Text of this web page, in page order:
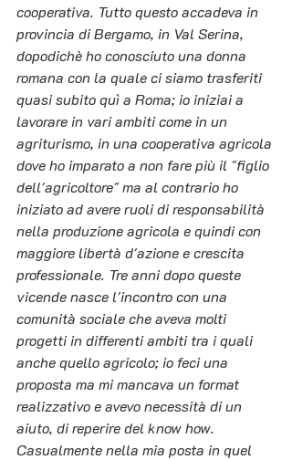
cooperativa. Tutto questo accadeva in
provincia di Bergamo, in Val Serina,
dopodichè ho conosciuto una donna
romana con la quale ci siamo trasferiti
quasi subito quì a Roma; io iniziai a
lavorare in vari ambiti come in un
agriturismo, in una cooperativa agricola
dove ho imparato a non fare più il "figlio
dell'agricoltore" ma al contrario ho
iniziato ad avere ruoli di responsabilità
nella produzione agricola e quindi con
maggiore libertà d'azione e crescita
professionale. Tre anni dopo queste
vicende nasce l'incontro con una
comunità sociale che aveva molti
progetti in differenti ambiti tra i quali
anche quello agricolo; io feci una
proposta ma mi mancava un format
realizzativo e avevo necessità di un
aiuto, di reperire del know how.
Casualmente nella mia posta in quel